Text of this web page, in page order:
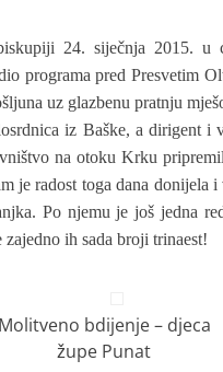
24. siječnja 2015. u
programa pred Presvetim
uz glazbenu pratnju
iz Baške, a dirigent i
na otoku Krku
je radost toga dana
Po njemu je još jedna
ih sada broji trinaest!
Molitveno bdijenje – djeca
župe Punat